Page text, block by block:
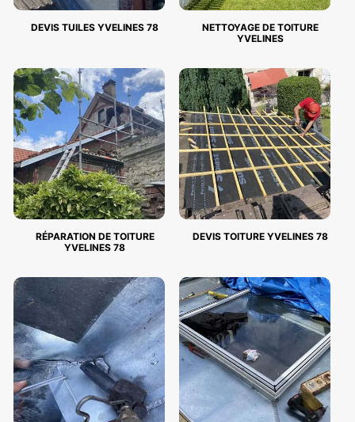
DEVIS TUILES YVELINES 78
NETTOYAGE DE TOITURE
YVELINES
RÉPARATION DE TOITURE
YVELINES 78
DEVIS TOITURE YVELINES 78